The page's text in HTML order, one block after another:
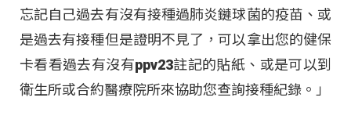
忘記自己過去有沒有接種過肺炎鏈球菌的疫苗、或
是過去有接種但是證明不見了，可以拿出您的健保
卡看看過去有沒有ppv23註記的貼紙、或是可以到
衛生所或合約醫療院所來協助您查詢接種紀錄。」